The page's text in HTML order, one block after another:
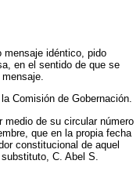
mensaje idéntico, pido
en el sentido de que se
Comisión de Gobernación.
de su circular número
que en la propia fecha
constitucional de aquel
C. Abel S.